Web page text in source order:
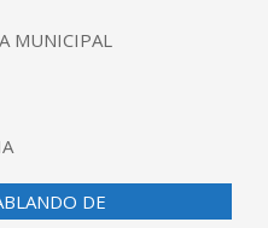
MUNICIPAL
DE